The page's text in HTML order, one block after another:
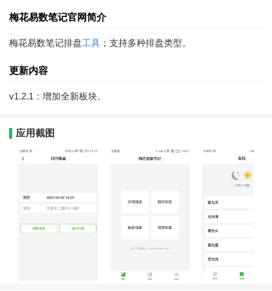
梅花易数笔记官网简介
梅花易数笔记排盘工具 ；支持多种排盘类型。
更新内容
v1.2.1：增加全新板块。
应用截图